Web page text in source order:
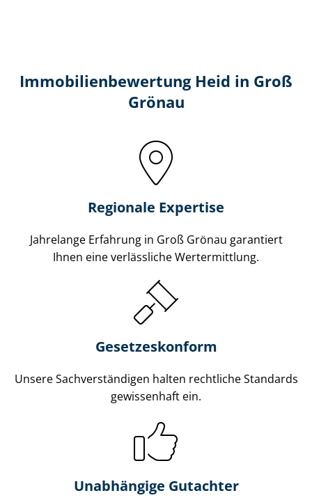
Immobilien­bewertung Heid in Groß
Grönau
Regionale Expertise
Jahrelange Erfahrung in Groß Grönau garantiert
Ihnen eine verlässliche Wertermittlung.
Gesetzes­konform
Unsere Sach­ver­stän­di­gen halten rechtliche Standards
gewissenhaft ein.
Unabhängige Gutachter